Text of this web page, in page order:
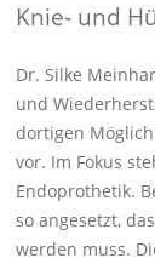
Knie- und
Dr. Silke
und
dortigen
vor. Im Fokus
Endoprothetik.
so angesetzt,
werden muss.